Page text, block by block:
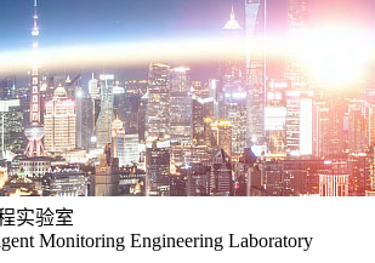
实验室
Monitoring Engineering Laboratory